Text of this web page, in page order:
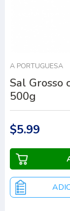
A PORTUGUESA
Sal Grosso
500g
$5.99